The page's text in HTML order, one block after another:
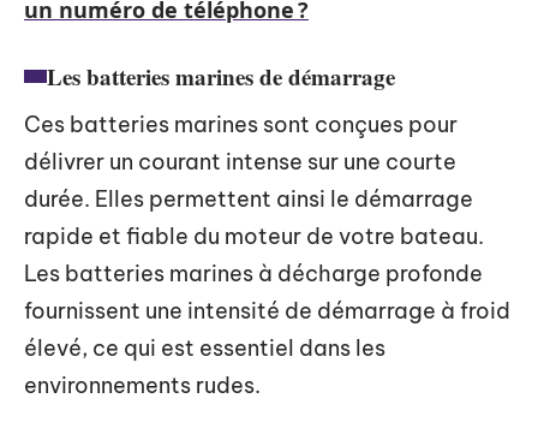
un numéro de téléphone ?
Les batteries marines de démarrage
Ces batteries marines sont conçues pour
délivrer un courant intense sur une courte
durée. Elles permettent ainsi le démarrage
rapide et fiable du moteur de votre bateau.
Les batteries marines à décharge profonde
fournissent une intensité de démarrage à froid
élevé, ce qui est essentiel dans les
environnements rudes.